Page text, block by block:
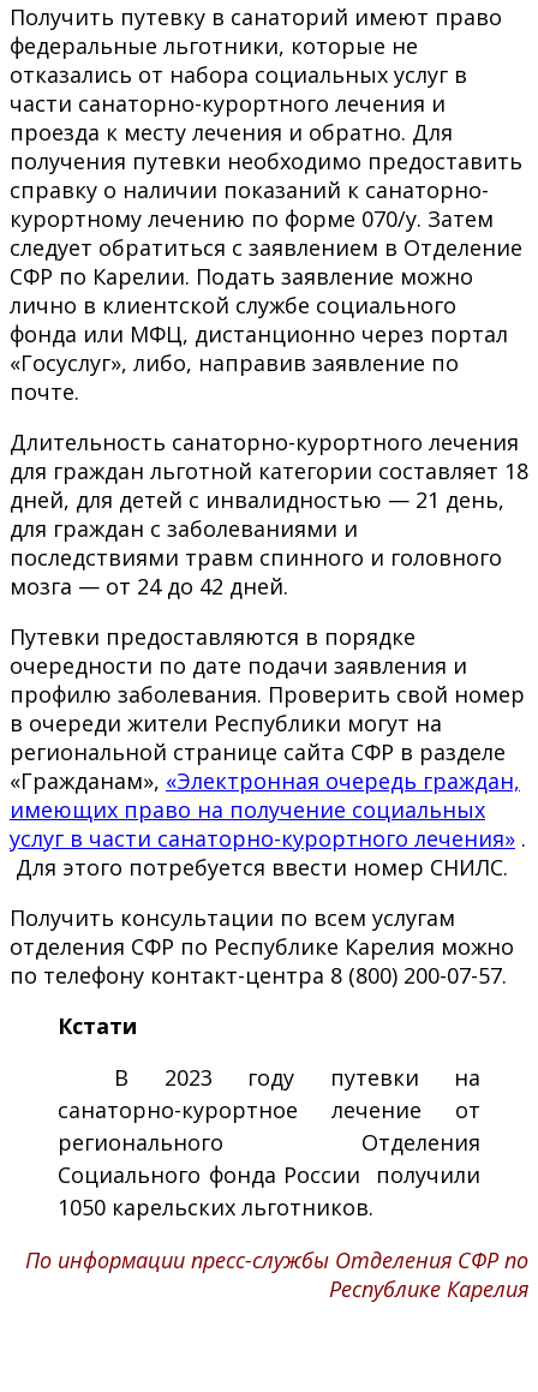
Получить путевку в санаторий имеют право
федеральные льготники, которые не
отказались от набора социальных услуг в
части санаторно-курортного лечения и
проезда к месту лечения и обратно. Для
получения путевки необходимо предоставить
справку о наличии показаний к санаторно-
курортному лечению по форме 070/у. Затем
следует обратиться с заявлением в Отделение
СФР по Карелии. Подать заявление можно
лично в клиентской службе социального
фонда или МФЦ, дистанционно через портал
«Госуслуг», либо, направив заявление по
почте.
Длительность санаторно-курортного лечения
для граждан льготной категории составляет 18
дней, для детей с инвалидностью — 21 день,
для граждан с заболеваниями и
последствиями травм спинного и головного
мозга — от 24 до 42 дней.
Путевки предоставляются в порядке
очередности по дате подачи заявления и
профилю заболевания. Проверить свой номер
в очереди жители Республики могут на
региональной странице сайта СФР в разделе
«Гражданам», «Электронная очередь граждан,
имеющих право на получение социальных
услуг в части санаторно-курортного лечения» .
Для этого потребуется ввести номер СНИЛС.
Получить консультации по всем услугам
отделения СФР по Республике Карелия можно
по телефону контакт-центра 8 (800) 200-07-57.
Кстати
В 2023 году путевки на
санаторно-курортное лечение от
регионального Отделения
Социального фонда России получили
1050 карельских льготников.
По информации пресс-службы Отделения СФР по
Республике Карелия